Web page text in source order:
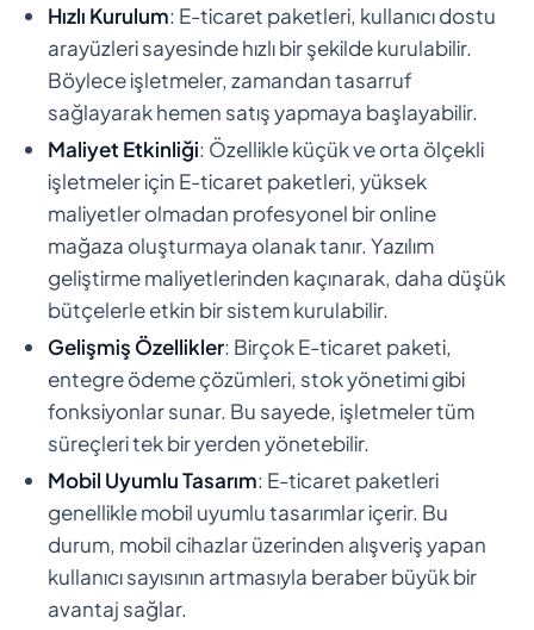
Hızlı Kurulum: E-ticaret paketleri, kullanıcı dostu
arayüzleri sayesinde hızlı bir şekilde kurulabilir.
Böylece işletmeler, zamandan tasarruf
sağlayarak hemen satış yapmaya başlayabilir.
Maliyet Etkinliği: Özellikle küçük ve orta ölçekli
işletmeler için E-ticaret paketleri, yüksek
maliyetler olmadan profesyonel bir online
mağaza oluşturmaya olanak tanır. Yazılım
geliştirme maliyetlerinden kaçınarak, daha düşük
bütçelerle etkin bir sistem kurulabilir.
Gelişmiş Özellikler: Birçok E-ticaret paketi,
entegre ödeme çözümleri, stok yönetimi gibi
fonksiyonlar sunar. Bu sayede, işletmeler tüm
süreçleri tek bir yerden yönetebilir.
Mobil Uyumlu Tasarım: E-ticaret paketleri
genellikle mobil uyumlu tasarımlar içerir. Bu
durum, mobil cihazlar üzerinden alışveriş yapan
kullanıcı sayısının artmasıyla beraber büyük bir
avantaj sağlar.